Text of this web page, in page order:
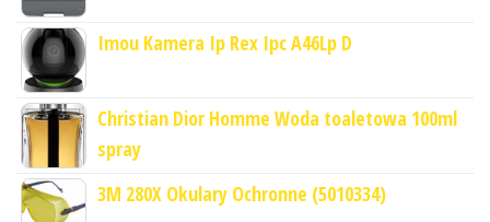
Imou Kamera Ip Rex Ipc A46Lp D
Christian Dior Homme Woda toaletowa 100ml
spray
3M 280X Okulary Ochronne (5010334)